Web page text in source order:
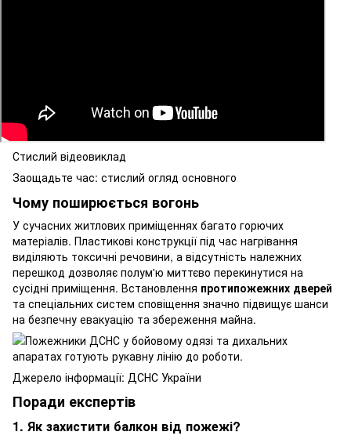
Стислий відеовиклад
Заощадьте час: стислий огляд основного
Чому поширюється вогонь
У сучасних житлових приміщеннях багато горючих
матеріалів. Пластикові конструкції під час нагрівання
виділяють токсичні речовини, а відсутність належних
перешкод дозволяє полум'ю миттєво перекинутися на
сусідні приміщення. Встановлення протипожежних дверей
та спеціальних систем сповіщення значно підвищує шанси
на безпечну евакуацію та збереження майна.
Джерело інформації: ДСНС України
Поради експертів
1. Як захистити балкон від пожежі?